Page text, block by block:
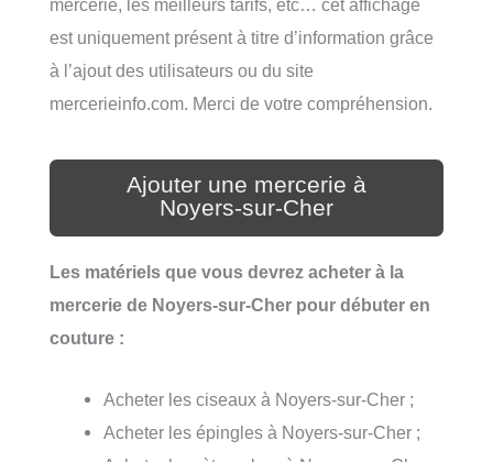
mercerie, les meilleurs tarifs, etc… cet affichage
est uniquement présent à titre d’information grâce
à l’ajout des utilisateurs ou du site
mercerieinfo.com. Merci de votre compréhension.
Ajouter une mercerie à
Noyers-sur-Cher
Les matériels que vous devrez acheter à la
mercerie de Noyers-sur-Cher pour débuter en
couture :
Acheter les ciseaux à Noyers-sur-Cher ;
Acheter les épingles à Noyers-sur-Cher ;